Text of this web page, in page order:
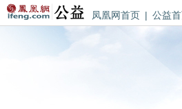
凤凰网首页 | 公益